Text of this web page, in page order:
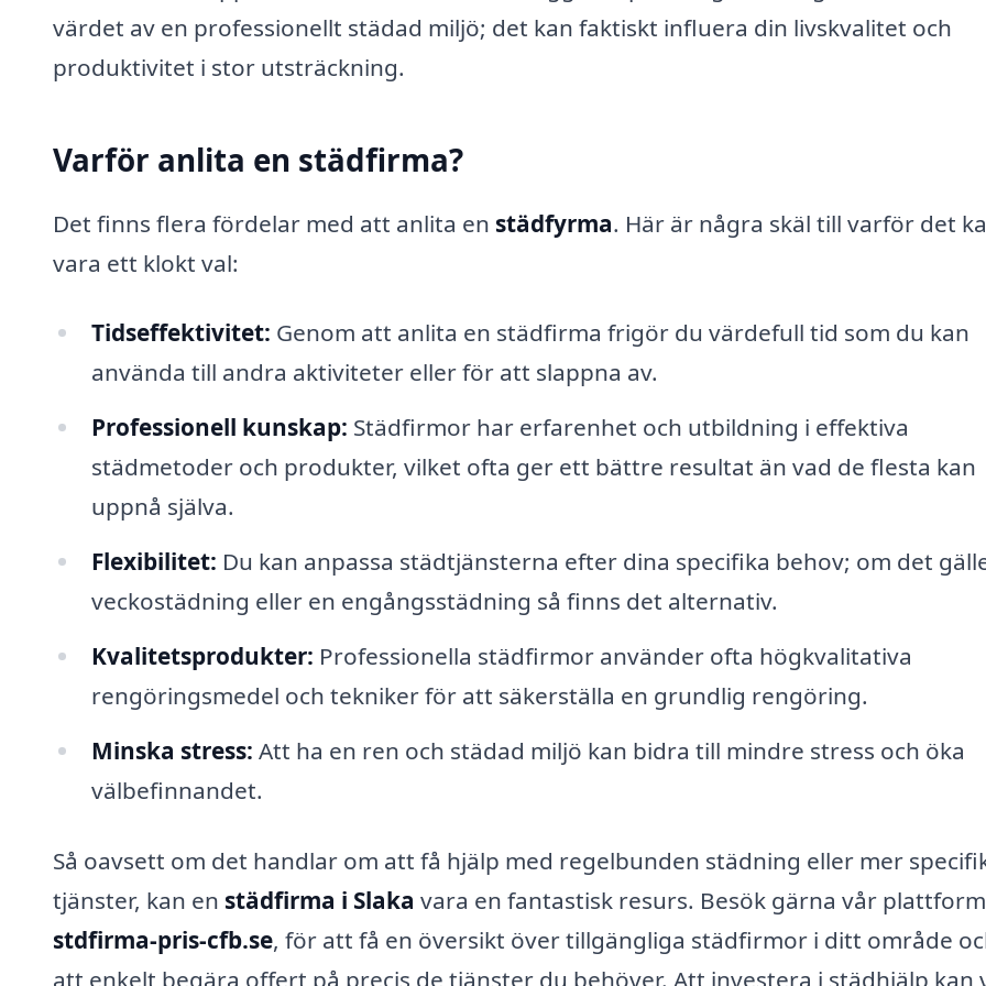
värdet av en professionellt städad miljö; det kan faktiskt influera din livskvalitet och
produktivitet i stor utsträckning.
Varför anlita en städfirma?
Det finns flera fördelar med att anlita en städfyrma. Här är några skäl till varför det
vara ett klokt val:
Tidseffektivitet: Genom att anlita en städfirma frigör du värdefull tid som du kan
använda till andra aktiviteter eller för att slappna av.
Professionell kunskap: Städfirmor har erfarenhet och utbildning i effektiva
städmetoder och produkter, vilket ofta ger ett bättre resultat än vad de flesta kan
uppnå själva.
Flexibilitet: Du kan anpassa städtjänsterna efter dina specifika behov; om det
veckostädning eller en engångsstädning så finns det alternativ.
Kvalitetsprodukter: Professionella städfirmor använder ofta högkvalitativa
rengöringsmedel och tekniker för att säkerställa en grundlig rengöring.
Minska stress: Att ha en ren och städad miljö kan bidra till mindre stress och öka
välbefinnandet.
Så oavsett om det handlar om att få hjälp med regelbunden städning eller mer
tjänster, kan en städfirma i Slaka vara en fantastisk resurs. Besök gärna vår
stdfirma-pris-cfb.se, för att få en översikt över tillgängliga städfirmor i ditt område
att enkelt begära offert på precis de tjänster du behöver. Att investera i städhjälp kan